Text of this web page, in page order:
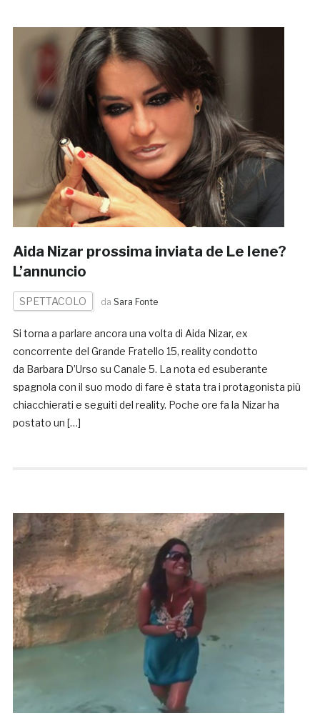
Aida Nizar prossima inviata de Le Iene?
L’annuncio
SPETTACOLO da Sara Fonte
Si torna a parlare ancora una volta di Aida Nizar, ex
concorrente del Grande Fratello 15, reality condotto
da Barbara D’Urso su Canale 5. La nota ed esuberante
spagnola con il suo modo di fare è stata tra i protagonista più
chiacchierati e seguiti del reality. Poche ore fa la Nizar ha
postato un […]